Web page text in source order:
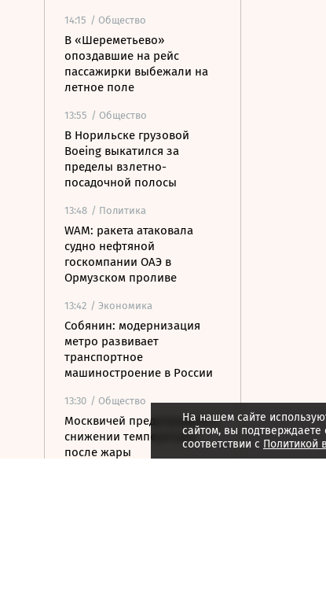
14:15 / Общество
В «Шереметьево»
опоздавшие на рейс
пассажирки выбежали на
летное поле
13:55 / Общество
В Норильске грузовой
Boeing выкатился за
пределы взлетно-
посадочной полосы
13:48 / Политика
WAM: ракета атаковала
судно нефтяной
госкомпании ОАЭ в
Ормузском проливе
13:42 / Экономика
Собянин: модернизация
метро развивает
транспортное
машиностроение в России
13:30 / Общество
Москвичей предупредили о
снижении температуры
после жары
На нашем сайте
сайтом, вы подтверждаете
соответствии с Политикой